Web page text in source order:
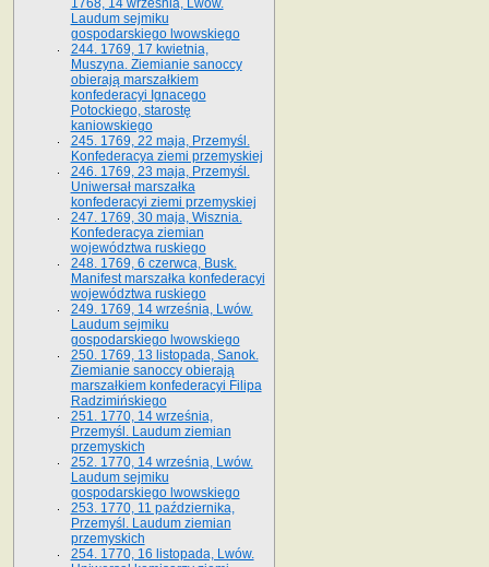
1768, 14 września, Lwów.
Laudum sejmiku
gospodarskiego lwowskiego
244. 1769, 17 kwietnia,
Muszyna. Ziemianie sanoccy
obierają marszałkiem
konfederacyi Ignacego
Potockiego, starostę
kaniowskiego
245. 1769, 22 maja, Przemyśl.
Konfederacya ziemi przemyskiej
246. 1769, 23 maja, Przemyśl.
Uniwersał marszałka
konfederacyi ziemi przemyskiej
247. 1769, 30 maja, Wisznia.
Konfederacya ziemian
województwa ruskiego
248. 1769, 6 czerwca, Busk.
Manifest marszałka konfederacyi
województwa ruskiego
249. 1769, 14 września, Lwów.
Laudum sejmiku
gospodarskiego lwowskiego
250. 1769, 13 listopada, Sanok.
Ziemianie sanoccy obierają
marszałkiem konfederacyi Filipa
Radzimińskiego
251. 1770, 14 września,
Przemyśl. Laudum ziemian
przemyskich
252. 1770, 14 września, Lwów.
Laudum sejmiku
gospodarskiego lwowskiego
253. 1770, 11 października,
Przemyśl. Laudum ziemian
przemyskich
254. 1770, 16 listopada, Lwów.